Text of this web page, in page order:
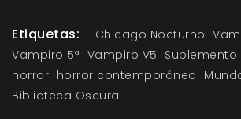
Etiquetas: Chicago Nocturno
Vampiro 5ª Vampiro V5 Suplemento
horror horror contemporáneo
Biblioteca Oscura